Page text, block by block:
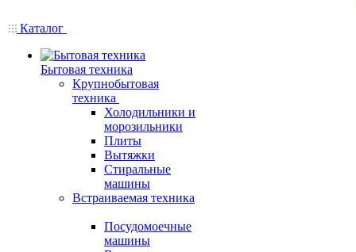
Каталог
Бытовая техника
Крупнобытовая
техника
Холодильники и
морозильники
Плиты
Вытяжки
Стиральные
машины
Встраиваемая техника
Посудомоечные
машины